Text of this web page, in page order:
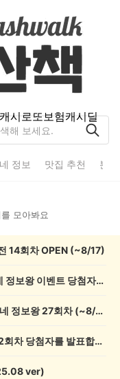
캐시로또보험캐시딜
정보 맛집 추천 분
모아봐요
14회차 OPEN (~8/17)
💰[당첨자 발표] 26회차 우리 동네 정보왕 이벤트 당첨자를 발표합니다!
💸 전원 2,000캐시 지급! 우리 동네 정보왕 27회차 (~8/10)
💰[당첨자 발표] 우리 동네 썰전 12회차 당첨자를 발표합니다!
ver)